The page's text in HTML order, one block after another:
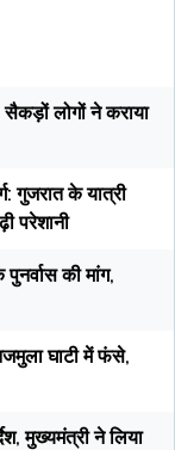
सैकड़ों लोगों ने कराया
गुजरात के यात्री
परेशानी
पुनर्वास की मांग,
घाटी में फंसे,
मुख्यमंत्री ने लिया